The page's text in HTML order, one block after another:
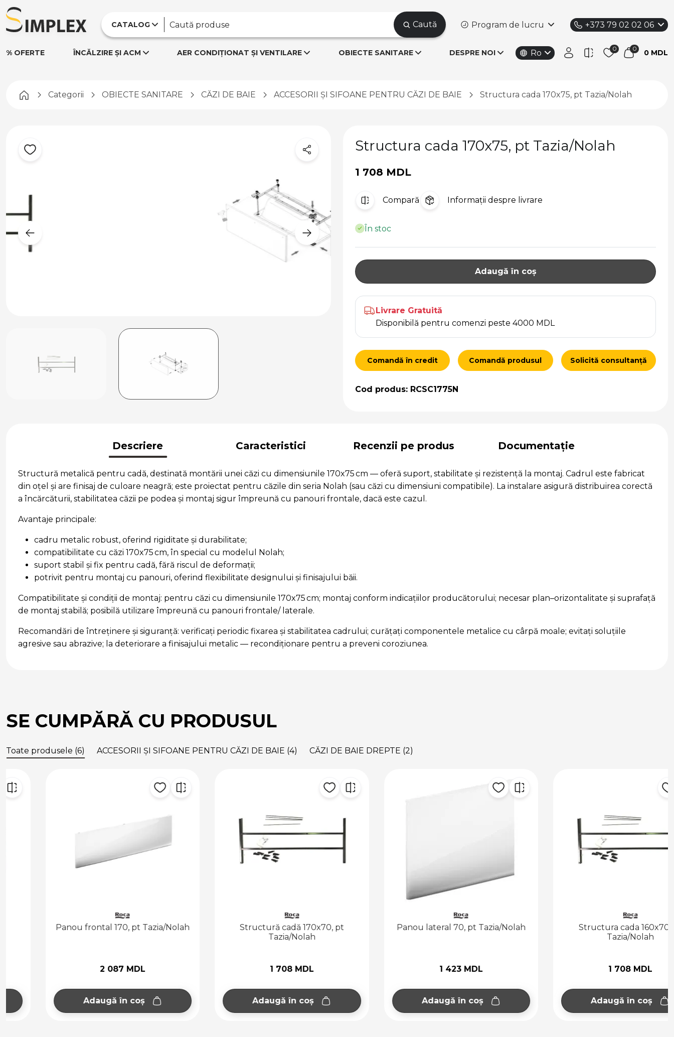
CATALOG Caută Program de lucru +373 79 02 02 06
% OFERTE ÎNCĂLZIRE ȘI ACM AER CONDIȚIONAT ȘI VENTILARE OBIECTE SANITARE DESPRE NOI Ro 0 MDL
Pagina principală
Categorii OBIECTE SANITARE CĂZI DE BAIE ACCESORII ȘI SIFOANE PENTRU CĂZI DE BAIE Structura cada 170x75, pt Tazia/Nolah
Structura cada 170x75, pt Tazia/Nolah
1 708 MDL
Compară Informații despre livrare
În stoc
Adaugă în coș
Livrare Gratuită
Disponibilă pentru comenzi peste 4000 MDL
Comandă în credit Comandă produsul Solicită consultanță
Cod produs: RCSC1775N
Descriere Caracteristici Recenzii pe produs Documentație
Structură metalică pentru cadă, destinată montării unei căzi cu dimensiunile 170x75 cm — oferă suport, stabilitate și rezistență la montaj. Cadrul este fabricat
din oţel și are finisaj de culoare neagră; este proiectat pentru căzile din seria Nolah (sau căzi cu dimensiuni compatibile). La instalare asigură distribuirea corectă
a încărcăturii, stabilitatea căzii pe podea și montaj sigur împreună cu panouri frontale, dacă este cazul.
Avantaje principale:
cadru metalic robust, oferind rigiditate și durabilitate;
compatibilitate cu căzi 170x75 cm, în special cu modelul Nolah;
suport stabil și fix pentru cadă, fără riscul de deformații;
potrivit pentru montaj cu panouri, oferind flexibilitate designului și finisajului băii.
Compatibilitate şi condiţii de montaj: pentru căzi cu dimensiunile 170x75 cm; montaj conform indicațiilor producătorului; necesar plan–orizontalitate şi suprafață
de montaj stabilă; posibilă utilizare împreună cu panouri frontale/ laterale.
Recomandări de întreţinere şi siguranţă: verificaţi periodic fixarea și stabilitatea cadrului; curățați componentele metalice cu cârpă moale; evitați soluțiile
agresive sau abrazive; la deteriorare a finisajului metalic — recondiționare pentru a preveni coroziunea.
SE CUMPĂRĂ CU PRODUSUL
Toate produsele (6) ACCESORII ȘI SIFOANE PENTRU CĂZI DE BAIE (4) CĂZI DE BAIE DREPTE (2)
Panou frontal 170, pt Tazia/Nolah
2 087 MDL
Adaugă în coș
Structură cadă 170x70, pt
Tazia/Nolah
1 708 MDL
Adaugă în coș
Panou lateral 70, pt Tazia/Nolah
1 423 MDL
Adaugă în coș
Structura cada 160x70, pt
Tazia/Nolah
1 708 MDL
Adaugă în coș